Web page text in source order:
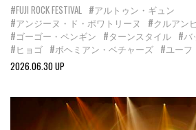
#FUJI ROCK FESTIVAL
#アルトゥン・ギュン
#アンジーヌ・ド・ポワトリーヌ
#クルアン
#ゴーゴー・ペンギン #ターンスタイル #バ
#ヒョゴ #ボヘミアン・ベチャーズ #ユーフ
2026.06.30 UP